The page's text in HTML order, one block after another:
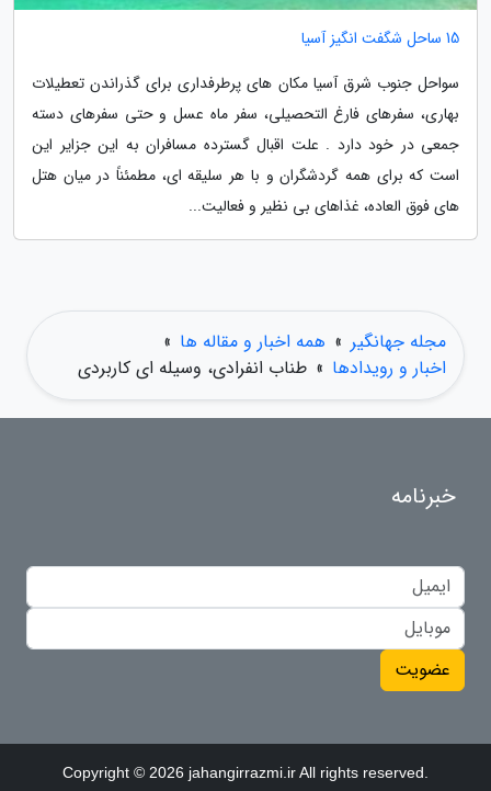
15 ساحل شگفت انگیز آسیا
سواحل جنوب شرق آسیا مکان های پرطرفداری برای گذراندن تعطیلات
بهاری، سفرهای فارغ التحصیلی، سفر ماه عسل و حتی سفرهای دسته
جمعی در خود دارد . علت اقبال گسترده مسافران به این جزایر این
است که برای همه گردشگران و با هر سلیقه ای، مطمئناً در میان هتل
های فوق العاده، غذاهای بی نظیر و فعالیت...
مجله جهانگیر » همه اخبار و مقاله ها »
اخبار و رویدادها » طناب انفرادی، وسیله ای کاربردی
خبرنامه
عضویت
Copyright © 2026 jahangirrazmi.ir All rights reserved.